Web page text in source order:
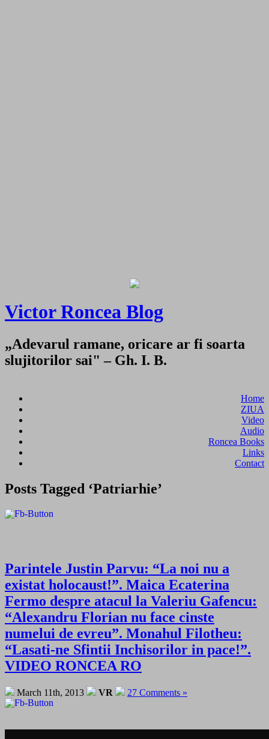
Victor Roncea Blog
„Adevarul ramane, oricare ar fi soarta
slujitorilor sai" – Gh. I. B.
Home
ZIUA
Video
Audio
Roncea Books
Links
Contact
Posts Tagged ‘Patriarhie’
Parintele Justin Parvu: “La noi nu a
existat holocaust!”. Maica Ecaterina
Fermo despre atacul la Valeriu Gafencu:
“Alexandru Florian nu face cinste
numelui de evreu”. Monahul Filotheu:
“Lasati-ne Sfintii Inchisorilor in pace!”.
VIDEO RONCEA RO
March 11th, 2013 VR 27 Comments »